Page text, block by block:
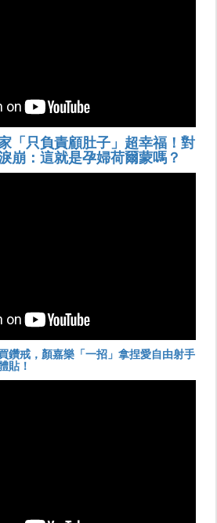
「只負責顧肚子」超幸福！對
崩：這就是孕婦荷爾蒙嗎？
鑽戒，顏嘉樂「一招」拿捏愛自由射手
貼！